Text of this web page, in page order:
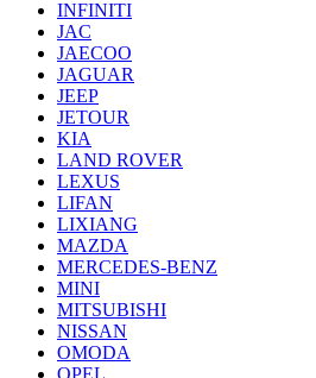
INFINITI
JAC
JAECOO
JAGUAR
JEEP
JETOUR
KIA
LAND ROVER
LEXUS
LIFAN
LIXIANG
MAZDA
MERCEDES-BENZ
MINI
MITSUBISHI
NISSAN
OMODA